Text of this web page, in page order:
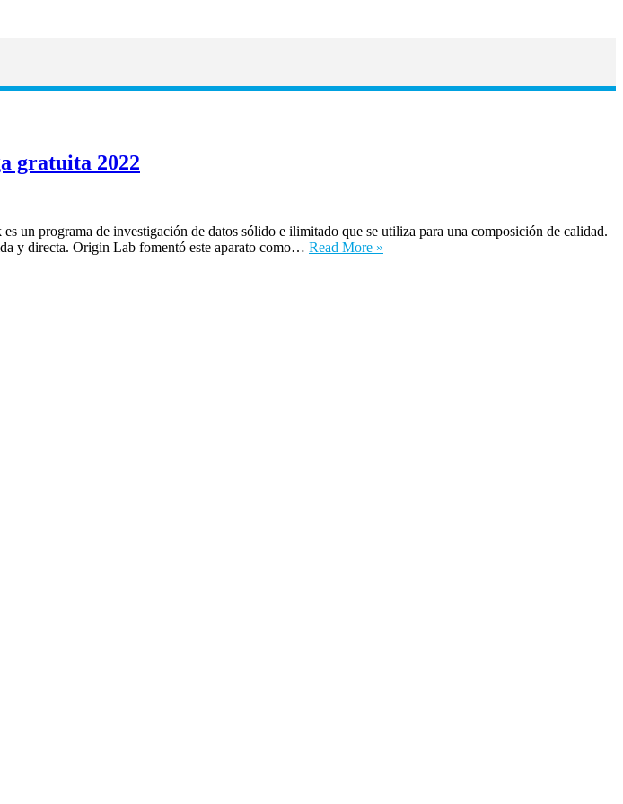
gratuita 2022
programa de investigación de datos sólido e ilimitado que se utiliza para una composición de calidad.
y directa. Origin Lab fomentó este aparato como… Read More »